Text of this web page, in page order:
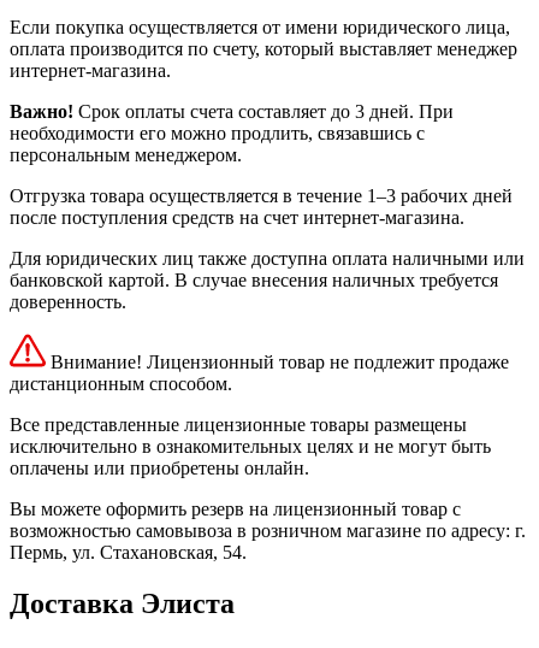
Если покупка осуществляется от имени юридического лица,
оплата производится по счету, который выставляет менеджер
интернет-магазина.
Важно! Срок оплаты счета составляет до 3 дней. При
необходимости его можно продлить, связавшись с
персональным менеджером.
Отгрузка товара осуществляется в течение 1–3 рабочих дней
после поступления средств на счет интернет-магазина.
Для юридических лиц также доступна оплата наличными или
банковской картой. В случае внесения наличных требуется
доверенность.
Внимание! Лицензионный товар не подлежит продаже
дистанционным способом.
Все представленные лицензионные товары размещены
исключительно в ознакомительных целях и не могут быть
оплачены или приобретены онлайн.
Вы можете оформить резерв на лицензионный товар с
возможностью самовывоза в розничном магазине по адресу: г.
Пермь, ул. Стахановская, 54.
Доставка Элиста